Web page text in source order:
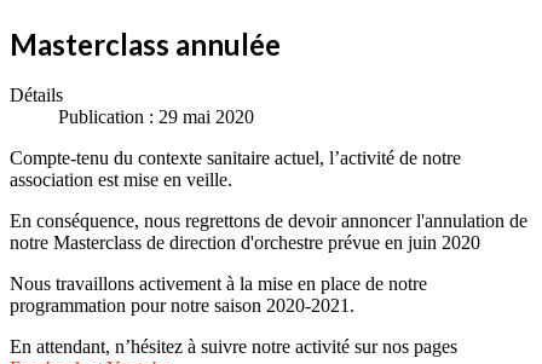
Masterclass annulée
Détails
Publication : 29 mai 2020
Compte-tenu du contexte sanitaire actuel, l’activité de notre
association est mise en veille.
En conséquence, nous regrettons de devoir annoncer l'annulation de
notre Masterclass de direction d'orchestre prévue en juin 2020
Nous travaillons activement à la mise en place de notre
programmation pour notre saison 2020-2021.
En attendant, n’hésitez à suivre notre activité sur nos pages